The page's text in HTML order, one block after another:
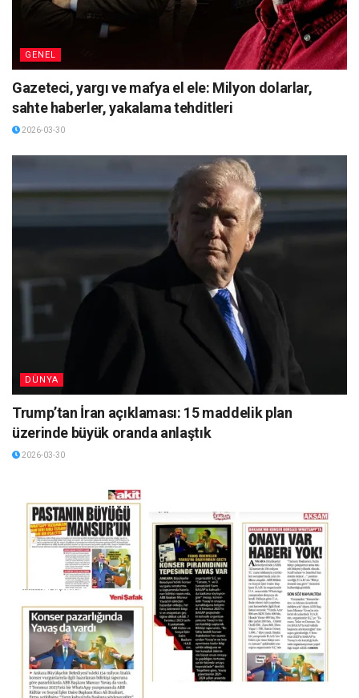
GENEL
Gazeteci, yargı ve mafya el ele: Milyon dolarlar,
sahte haberler, yakalama tehditleri
2026-03-30
DÜNYA
Trump’tan İran açıklaması: 15 maddelik plan
üzerinde büyük oranda anlaştık
2026-03-30